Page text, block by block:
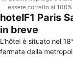
essere corretto al
hotelF1 Paris
in breve
L’hôtel è situato nel
fermata della